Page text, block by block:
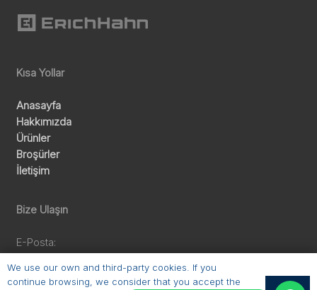
Kısa Yollar
Anasayfa
Hakkımızda
Ürünler
Broşürler
İletişim
Bize Ulaşın
E-Posta:
Telefon:
We use our own and third-party cookies. If you
continue browsing, we consider that you accept the